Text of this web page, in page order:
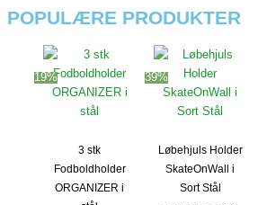
POPULÆRE PRODUKTER
19%
3 stk
Fodboldholder
ORGANIZER i
39%
Løbehjuls Holder
SkateOnWall i
Sort Stål